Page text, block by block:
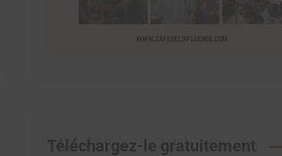
Téléchargez-le gratuitement